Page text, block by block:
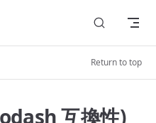
Return to top
互換性)